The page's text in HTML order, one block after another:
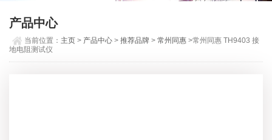
产品中心
当前位置： 主页 > 产品中心 >推荐品牌 >常州同惠 >常州同惠 TH9403 接
地电阻测试仪